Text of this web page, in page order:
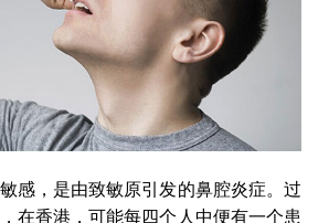
感，是由致敏原引发的鼻腔炎症。过
在香港，可能每四个人中便有一个患